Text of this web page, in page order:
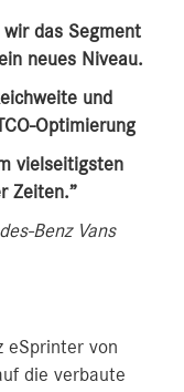
das Segment
neues Niveau.
und
Optimierung
vielseitigsten
Zeiten.”
Benz Vans
eSprinter von
die verbaute